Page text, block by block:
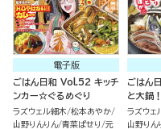
電子版
ごはん日和 Vol.52 キッチ
ンカー☆ぐるめぐり
ラズウェル細木 松本あやか
山野りんりん 青菜ぱせり
元
ごはん
と大鍋！
ラズウェ
山野りん